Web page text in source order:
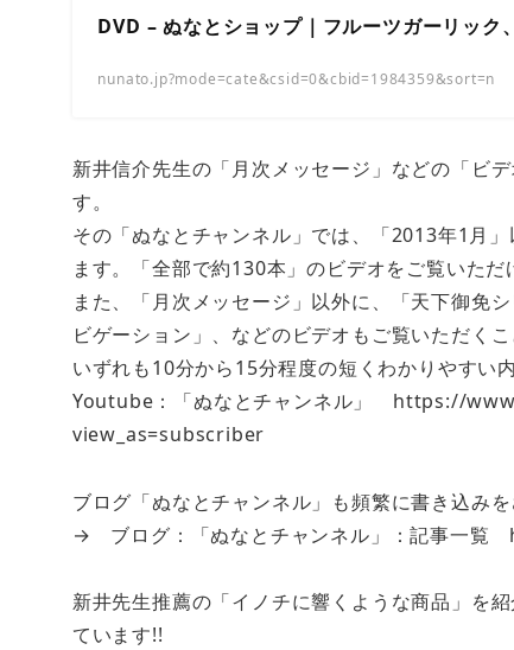
DVD – ぬなとショップ｜フルーツガーリック
nunato.jp?mode=cate&csid=0&cbid=1984359&sort=n
新井信介先生の「月次メッセージ」などの「ビ
す。
その「ぬなとチャンネル」では、「2013年1月
ます。「全部で約130本」のビデオをご覧いただ
また、「月次メッセージ」以外に、「天下御免
ビゲーション」、などのビデオもご覧いただくこ
いずれも10分から15分程度の短くわかりやす
Youtube：「ぬなとチャンネル」 https://
view_as=subscriber
ブログ「ぬなとチャンネル」も頻繁に書き込み
→ ブログ：「ぬなとチャンネル」：記事一
新井先生推薦の「イノチに響くような商品」を
ています!!